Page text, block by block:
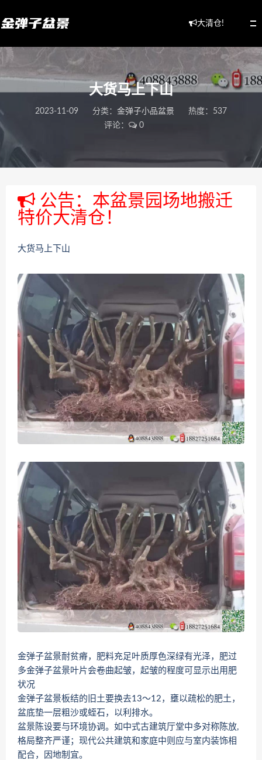
大清仓!
大货马上下山
2023-11-09 分类： 金弹子小品盆景
热度：537
评论：
0
公告：本盆景园场地搬迁
特价大清仓！
大货马上下山
金弹子盆景耐贫瘠，肥料充足叶质厚色深绿有光泽，肥过
多金弹子盆景叶片会卷曲起皱，起皱的程度可显示出用肥
状况
金弹子盆景板结的旧土要换去13～12，壅以疏松的肥土，
盆底垫一层粗沙或蛭石，以利排水。
盆景陈设要与环境协调。如中式古建筑厅堂中多对称陈放,
格局整齐严谨；现代公共建筑和家庭中则应与室内装饰相
配合，因地制宜。